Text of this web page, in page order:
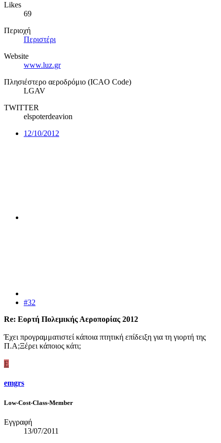
Likes
69
Περιοχή
Περιστέρι
Website
www.luz.gr
Πλησιέστερο αεροδρόμιο (ICAO Code)
LGAV
TWITTER
elspoterdeavion
12/10/2012
#32
Re: Εορτή Πολεμικής Αεροπορίας 2012
Έχει προγραμματιστεί κάποια πτητική επίδειξη για τη γιορτή της
Π.Α;Ξέρει κάποιος κάτι;
E
emgrs
Low-Cost-Class-Member
Εγγραφή
13/07/2011